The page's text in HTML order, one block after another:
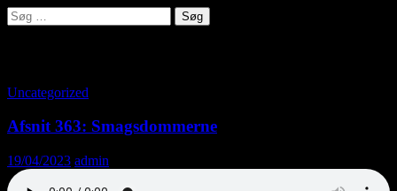
Søg
efter:
Uncategorized
Afsnit 363: Smagsdommerne
19/04/2023 admin